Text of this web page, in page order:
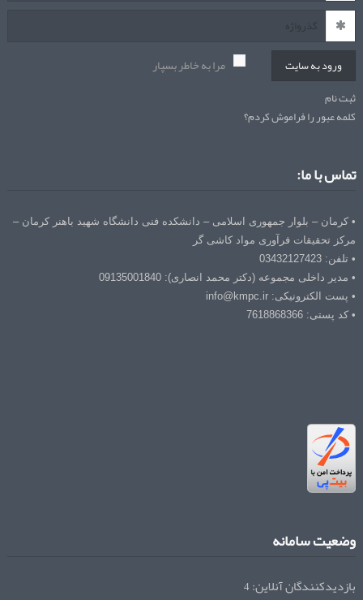
ورود به سایت مرا به خاطر بسپار
ثبت نام
کلمه عبور را فراموش کردم؟
تماس با ما:
• کرمان – بلوار جمهوری اسلامی – دانشکده فنی دانشگاه شهید باهنر کرمان –
مرکز تحقیقات فرآوری مواد کاشی گر
• تلفن: 03432127423
• مدیر داخلی مجموعه (دکتر محمد انصاری): 09135001840
• پست الکترونیکی: info@kmpc.ir
• کد پستی: 7618868366
وضعیت سامانه
بازدیدکنندگان آنلاین:4